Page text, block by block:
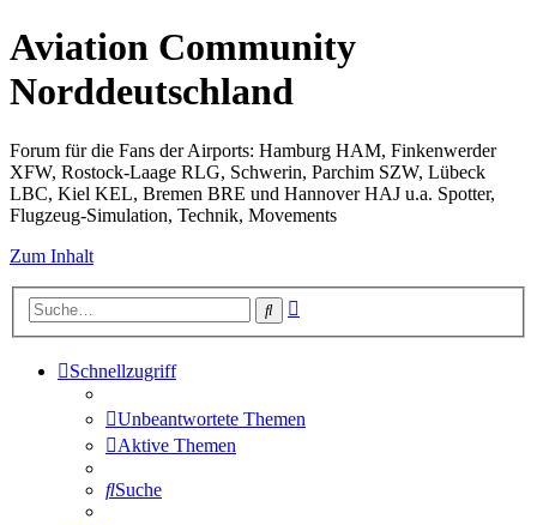
Aviation Community
Norddeutschland
Forum für die Fans der Airports: Hamburg HAM, Finkenwerder
XFW, Rostock-Laage RLG, Schwerin, Parchim SZW, Lübeck
LBC, Kiel KEL, Bremen BRE und Hannover HAJ u.a. Spotter,
Flugzeug-Simulation, Technik, Movements
Zum Inhalt
Suche
Schnellzugriff
Unbeantwortete Themen
Aktive Themen
Suche